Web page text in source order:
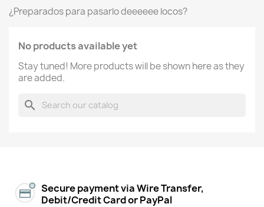
¿Preparados para pasarlo deeeeee locos?
No products available yet
Stay tuned! More products will be shown here as they
are added.
search
Secure payment via Wire Transfer,
Debit/Credit Card or PayPal